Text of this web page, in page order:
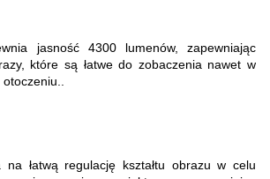
jasność 4300 lumenów, zapewniając
które są łatwe do zobaczenia nawet w
na łatwą regulację kształtu obrazu w celu